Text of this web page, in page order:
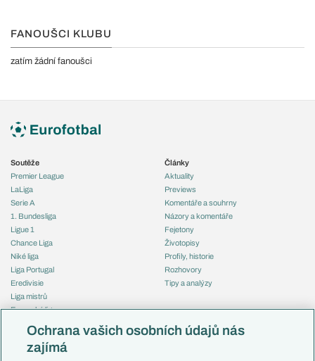
FANOUŠCI KLUBU
zatím žádní fanoušci
Soutěže
Premier League
LaLiga
Serie A
1. Bundesliga
Ligue 1
Chance Liga
Niké liga
Liga Portugal
Eredivisie
Liga mistrů
Evropská liga
Mistrovství světa
Liga národů
Články
Aktuality
Previews
Komentáře a souhrny
Názory a komentáře
Fejetony
Životopisy
Profily, historie
Rozhovory
Tipy a analýzy
Česko
Ochrana vašich osobních údajů nás
zajímá